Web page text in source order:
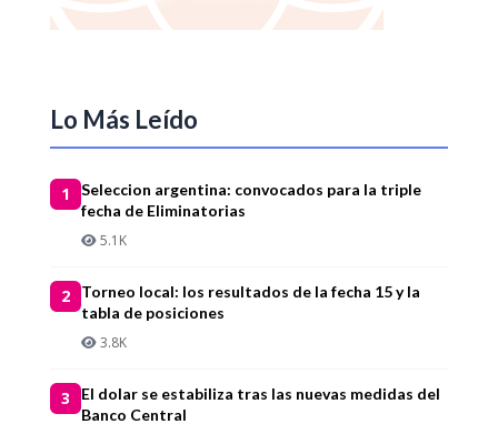
Lo Más Leído
1
Seleccion argentina: convocados para la triple
fecha de Eliminatorias
5.1K
2
Torneo local: los resultados de la fecha 15 y la
tabla de posiciones
3.8K
3
El dolar se estabiliza tras las nuevas medidas del
Banco Central